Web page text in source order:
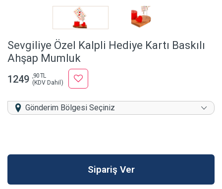
Sevgiliye Özel Kalpli Hediye Kartı Baskılı
Ahşap Mumluk
1249 ,90 TL
(KDV Dahil)
Gönderim Bölgesi Seçiniz